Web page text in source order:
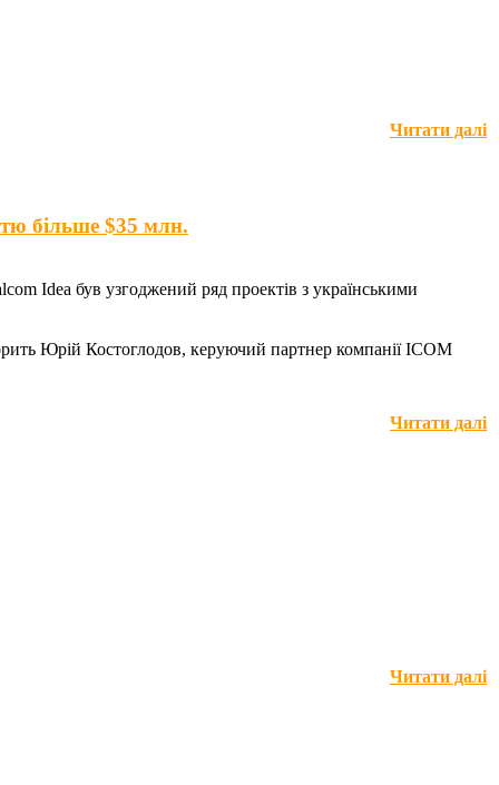
Читати далі
більше $35 млн.
Idea був узгоджений ряд проектів з українськими
Юрій Костоглодов, керуючий партнер компанії ICOM
Читати далі
Читати далі